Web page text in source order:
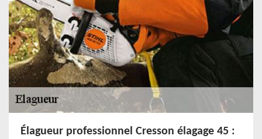
Élagueur professionnel Cresson élagage 45 :